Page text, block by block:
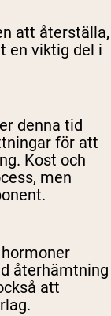
att återställa,
en viktig del i
denna tid
för att
Kost och
men
återhämtning
att